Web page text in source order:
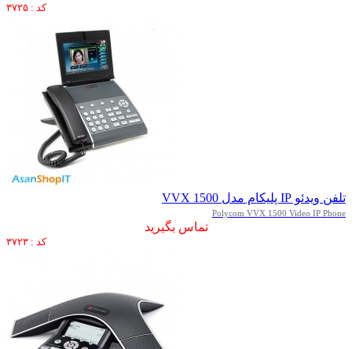
کد : ۳۷۲۵
تلفن ویدئو IP پلیکام مدل VVX 1500
Polycom VVX 1500 Video IP Phone
تماس بگیرید
کد : ۳۷۲۳